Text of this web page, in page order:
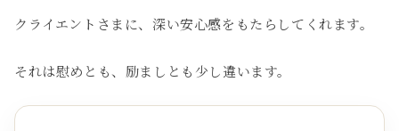
クライエントさまに、深い安心感をもたらしてくれます。
それは慰めとも、励ましとも少し違います。